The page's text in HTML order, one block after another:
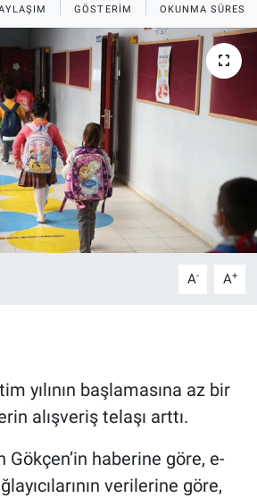
GÖSTERIM OKUNMA SÜRESI
A- A+
yılının başlamasına az bir
alışveriş telaşı arttı.
Gökçen’in haberine göre, e-
verilerine göre,